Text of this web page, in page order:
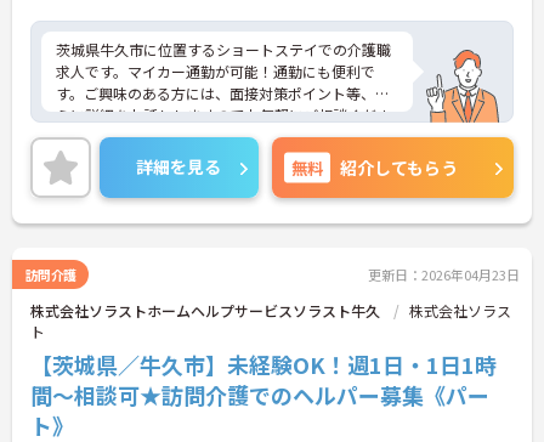
茨城県牛久市に位置するショートステイでの介護職
求人です。マイカー通勤が可能！通勤にも便利で
す。ご興味のある方には、面接対策ポイント等、さ
らに詳細をお話ししますのでお気軽にご相談くださ
い！
詳細を見る 無料 紹介してもらう
訪問介護 更新日：2026年04月23日
株式会社ソラストホームヘルプサービスソラスト牛久
株式会社ソラス
ト
【茨城県／牛久市】未経験OK！週1日・1日1時
間～相談可★訪問介護でのヘルパー募集《パー
ト》